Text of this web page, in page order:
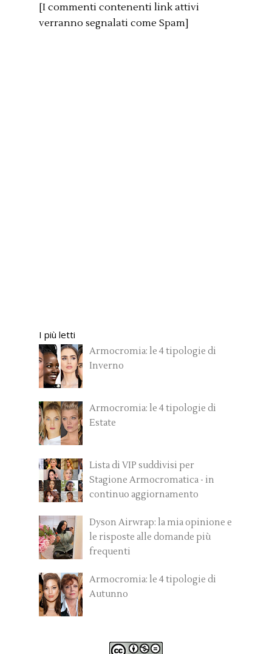
[I commenti contenenti link attivi
verranno segnalati come Spam]
I più letti
Armocromia: le 4 tipologie di
Inverno
Armocromia: le 4 tipologie di
Estate
Lista di VIP suddivisi per
Stagione Armocromatica - in
continuo aggiornamento
Dyson Airwrap: la mia opinione e
le risposte alle domande più
frequenti
Armocromia: le 4 tipologie di
Autunno